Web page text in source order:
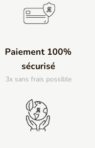
Paiement 100%
sécurisé
3x sans frais possible